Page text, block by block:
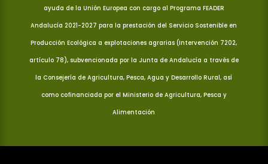
ayuda de la Unión Europea con cargo al Programa FEADER
Andalucía 2021-2027 para la prestación del Servicio Sostenible en
Producción Ecológica a explotaciones agrarias (Intervención 7202,
artículo 78), subvencionada por la Junta de Andalucía a través de
la Consejería de Agricultura, Pesca, Agua y Desarrollo Rural, así
como cofinanciada por el Ministerio de Agricultura, Pesca y
Alimentación